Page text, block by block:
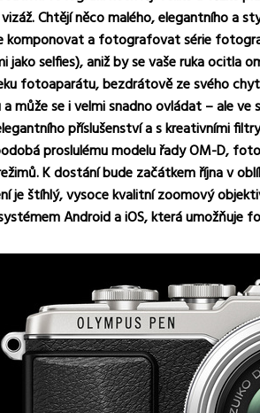
Chtějí něco malého, elegantního a
komponovat a fotografovat série
jako selfies), aniž by se vaše ruka ocitla
fotoaparátu, bezdrátově ze svého
může se i velmi snadno ovládat – ale
příslušenství a s kreativními
proslulému modelu řady OM-D,
K dostání bude začátkem října v
je štíhlý, vysoce kvalitní zoomový
Android a iOS, která